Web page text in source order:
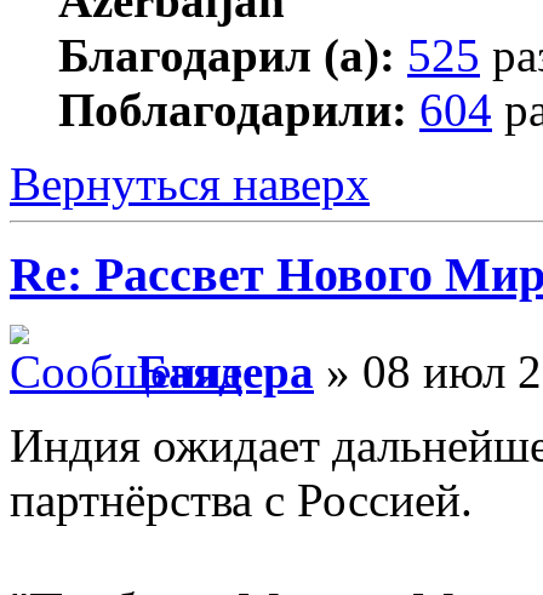
Благодарил (а): 525
Поблагодарили: 604
Вернуться наверх
Re: Рассвет Нового
Баядера » 08 июл
Индия ожидает
партнёрства с Россией.